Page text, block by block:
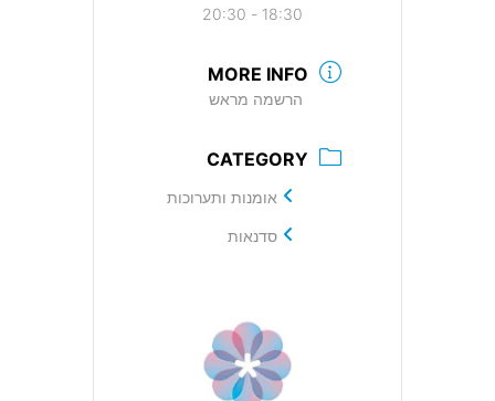
18:30 - 20:30
MORE INFO
הרשמה מראש
CATEGORY
אומנות ותערוכות
סדנאות